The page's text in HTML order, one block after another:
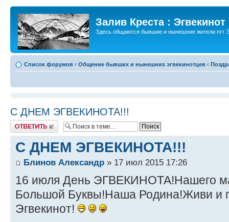
Залив Креста : Эгвекинот
Здесь общаются бывшие и нынешние жители пгт
Список форумов ‹ Общение бывших и нынешних эгвекинотцев ‹
С ДНЕМ ЭГВЕКИНОТА!!!
Ответить
С ДНЕМ ЭГВЕКИНОТА!!!
Блинов Александр » 17 июл 2015 17:26
16 июля День ЭГВЕКИНОТА!Нашего
Большой Буквы!Наша Родина!Живи и
Эгвекинот!